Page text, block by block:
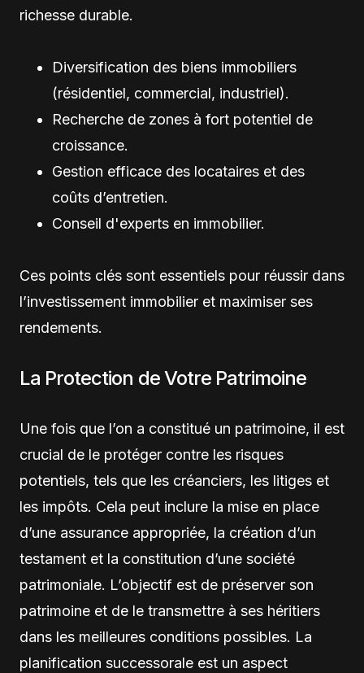
richesse durable.
Diversification des biens immobiliers
(résidentiel, commercial, industriel).
Recherche de zones à fort potentiel de
croissance.
Gestion efficace des locataires et des
coûts d’entretien.
Conseil d'experts en immobilier.
Ces points clés sont essentiels pour réussir dans
l’investissement immobilier et maximiser ses
rendements.
La Protection de Votre Patrimoine
Une fois que l’on a constitué un patrimoine, il est
crucial de le protéger contre les risques
potentiels, tels que les créanciers, les litiges et
les impôts. Cela peut inclure la mise en place
d’une assurance appropriée, la création d’un
testament et la constitution d’une société
patrimoniale. L’objectif est de préserver son
patrimoine et de le transmettre à ses héritiers
dans les meilleures conditions possibles. La
planification successorale est un aspect